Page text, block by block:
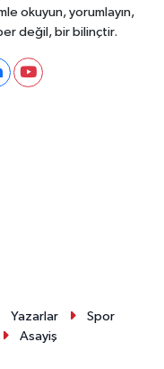
okuyun, yorumlayın,
değil, bir bilinçtir.
Yazarlar
Spor
Asayiş